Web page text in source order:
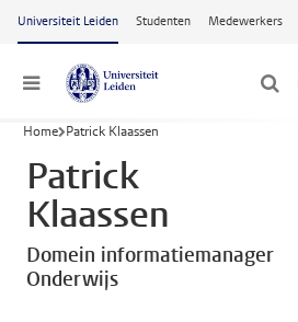
Ga naar hoofdinhoud
Universiteit Leiden Studenten Medewerkers
Menu
Home Patrick Klaassen
Patrick
Klaassen
Domein informatiemanager
Onderwijs